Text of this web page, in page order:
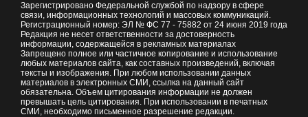
Зарегистрировано Федеральной службой по надзору в сфере
связи, информационных технологий и массовых коммуникаций.
Регистрационный номер: ЭЛ № ФС 77 - 75882 от 24 июня 2019 года
Редакция не несет ответственности за достоверность
информации, содержащейся в рекламных материалах
Запрещено полное или частичное копирование и использование
любых материалов сайта, как составных произведений, включая
тексты и изображения. При любом использовании данных
материалов в электронных СМИ, ссылка на данный сайт
обязательна. Объем цитирования информации не должен
превышать цель цитирования. При использовании в печатных
СМИ, необходимо письменное разрешение редакции.